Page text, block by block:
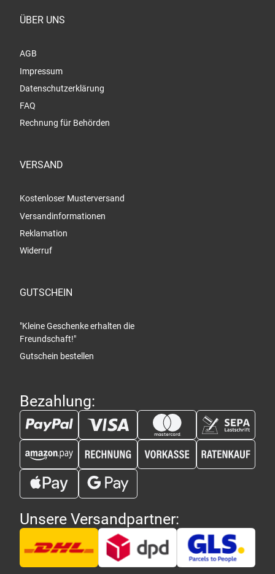
ÜBER UNS
AGB
Impressum
Datenschutzerklärung
FAQ
Rechnung für Behörden
VERSAND
Kostenloser Musterversand
Versandinformationen
Reklamation
Widerruf
GUTSCHEIN
"Kleine Geschenke erhalten die
Freundschaft!"
Gutschein bestellen
Bezahlung:
Unsere Versandpartner: